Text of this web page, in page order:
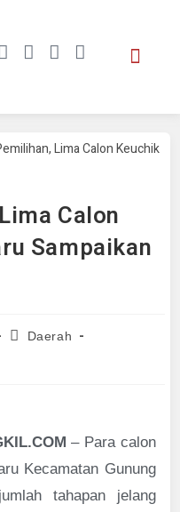
Calon
Sampaikan
Daerah
– Para calon
Kecamatan Gunung
tahapan jelang